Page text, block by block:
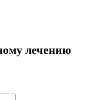
лечению